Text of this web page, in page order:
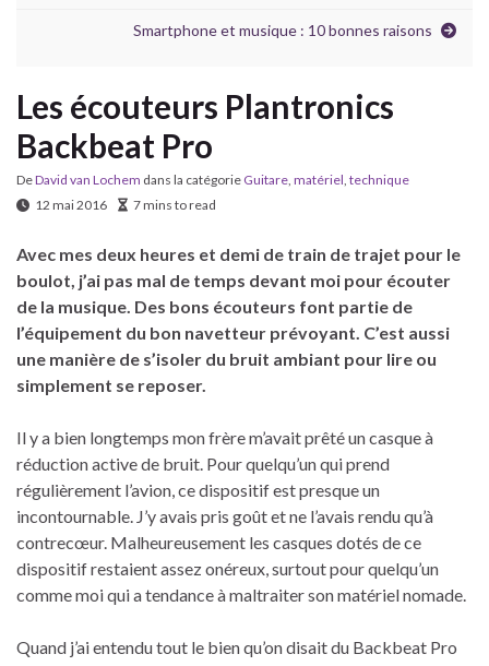
Smartphone et musique : 10 bonnes raisons
Les écouteurs Plantronics
Backbeat Pro
DeDavid van Lochem dans la catégorie Guitare matériel technique
12 mai 2016
7 mins to read
Avec mes deux heures et demi de train de trajet pour le
boulot, j’ai pas mal de temps devant moi pour écouter
de la musique. Des bons écouteurs font partie de
l’équipement du bon navetteur prévoyant. C’est aussi
une manière de s’isoler du bruit ambiant pour lire ou
simplement se reposer.
Il y a bien longtemps mon frère m’avait prêté un casque à
réduction active de bruit. Pour quelqu’un qui prend
régulièrement l’avion, ce dispositif est presque un
incontournable. J’y avais pris goût et ne l’avais rendu qu’à
contrecœur. Malheureusement les casques dotés de ce
dispositif restaient assez onéreux, surtout pour quelqu’un
comme moi qui a tendance à maltraiter son matériel nomade.
Quand j’ai entendu tout le bien qu’on disait du Backbeat Pro